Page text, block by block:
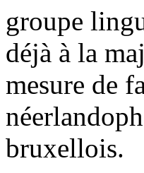
groupe
déjà à la
mesure de
bruxellois.